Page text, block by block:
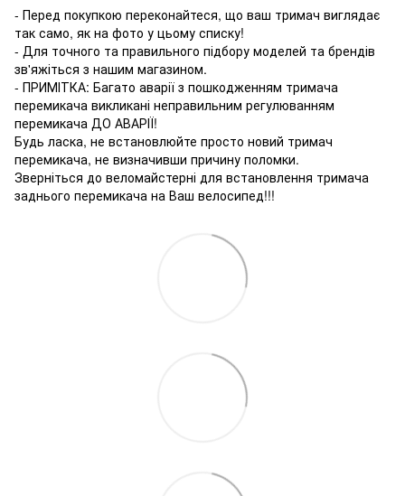
- Перед покупкою переконайтеся, що ваш тримач виглядає
так само, як на фото у цьому списку!
- Для точного та правильного підбору моделей та брендів
зв'яжіться з нашим магазином.
- ПРИМІТКА: Багато аварії з пошкодженням тримача
перемикача викликані неправильним регулюванням
перемикача ДО АВАРІЇ!
Будь ласка, не встановлюйте просто новий тримач
перемикача, не визначивши причину поломки.
Зверніться до веломайстерні для встановлення тримача
заднього перемикача на Ваш велосипед!!!